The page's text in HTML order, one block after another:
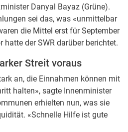
Danyal Bayaz (Grüne).
sei das, was «unmittelbar
die Mittel erst für September
hatte der SWR darüber berichtet.
Streit voraus
an, die Einnahmen können mit
halten», sagte Innenminister
erhielten nun, was sie
«Schnelle Hilfe ist gute